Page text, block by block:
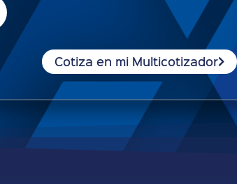
Cotiza en mi Multicotizador